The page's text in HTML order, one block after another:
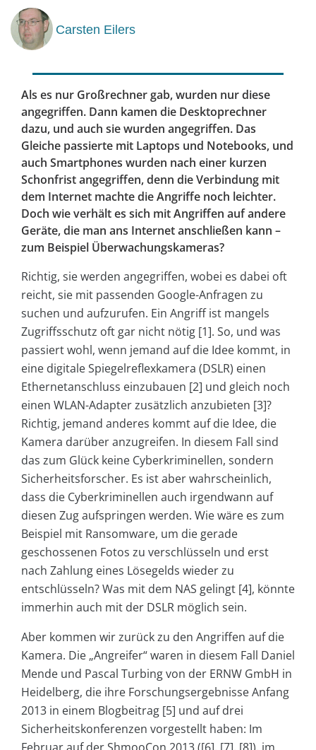
Carsten Eilers
Als es nur Großrechner gab, wurden nur diese
angegriffen. Dann kamen die Desktop­rechner
dazu, und auch sie wurden angegriffen. Das
Gleiche passierte mit Laptops und Notebooks, und
auch Smartphones wurden nach einer kurzen
Schonfrist angegriffen, denn die Verbindung mit
dem Internet machte die Angriffe noch leichter.
Doch wie verhält es sich mit Angriffen auf andere
Geräte, die man ans Internet anschließen kann –
zum Beispiel Überwachungskameras?
Richtig, sie werden angegriffen, wobei es dabei oft
reicht, sie mit passenden Google-Anfragen zu
suchen und aufzurufen. Ein Angriff ist mangels
Zugriffsschutz oft gar nicht nötig [1]. So, und was
passiert wohl, wenn jemand auf die Idee kommt, in
eine digitale Spiegelreflexkamera (DSLR) einen
Ethernetanschluss einzubauen [2] und gleich noch
einen WLAN-Adapter zusätzlich anzubieten [3]?
Richtig, jemand anderes kommt auf die Idee, die
Kamera darüber anzugreifen. In diesem Fall sind
das zum Glück keine Cyberkriminellen, sondern
Sicherheitsforscher. Es ist aber wahrscheinlich,
dass die Cyberkriminellen auch irgendwann auf
diesen Zug aufspringen werden. Wie wäre es zum
Beispiel mit Ransomware, um die gerade
geschossenen Fotos zu verschlüsseln und erst
nach Zahlung eines Lösegelds wieder zu
entschlüsseln? Was mit dem NAS gelingt [4], könnte
immerhin auch mit der DSLR möglich sein.
Aber kommen wir zurück zu den Angriffen auf die
Kamera. Die „Angreifer“ waren in diesem Fall Daniel
Mende und Pascal Turbing von der ERNW GmbH in
Heidelberg, die ihre Forschungsergebnisse Anfang
2013 in einem Blogbeitrag [5] und auf drei
Sicherheitskonferenzen vorgestellt haben: Im